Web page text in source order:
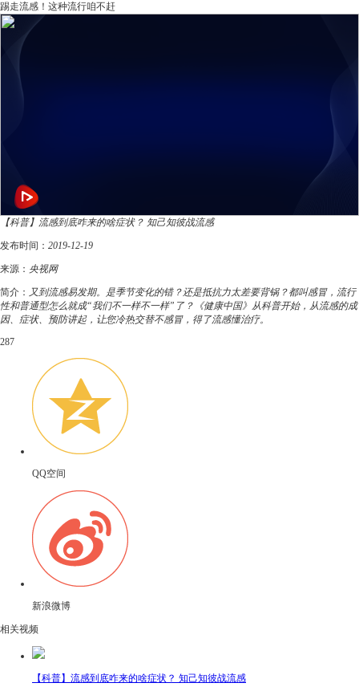
踢走流感！这种流行咱不赶
【科普】流感到底咋来的啥症状？ 知己知彼战流感
发布时间： 2019-12-19
来源： 央视网
简介： 又到流感易发期。是季节变化的错？还是抵抗力太差要背锅？都叫感冒，流行
性和普通型怎么就成“我们不一样不一样”了？《健康中国》从科普开始，从流感的成
因、症状、预防讲起，让您冷热交替不感冒，得了流感懂治疗。
287
QQ空间
新浪微博
相关视频
【科普】流感到底咋来的啥症状？ 知己知彼战流感